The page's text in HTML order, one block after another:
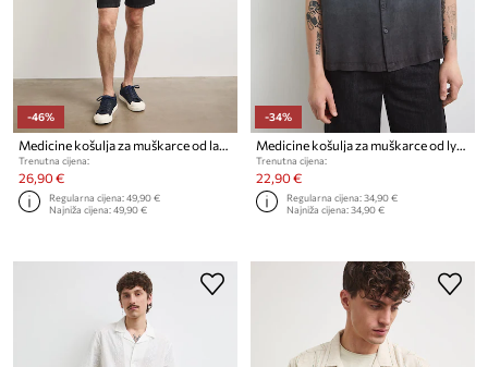
-46%
Medicine košulja za muškarce od lana
Trenutna cijena:
26,90 €
Regularna cijena:49,90 €
Najniža cijena:49,90 €
-34%
Medicine košulja za muškarce od lyocella
Trenutna cijena:
22,90 €
Regularna cijena:34,90 €
Najniža cijena:34,90 €